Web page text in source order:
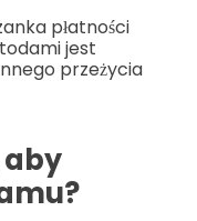
płatności
jest
przeżycia
aby